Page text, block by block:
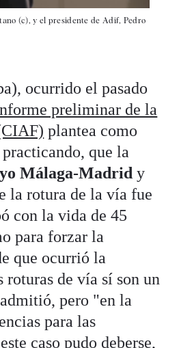
(c), y el presidente de Adif, Pedro
ocurrido el pasado
preliminar de la
plantea como
que la
Málaga-Madridy
la rotura de la vía fue
con la vida de 45
para forzar la
que ocurrió la
roturas de vía sí son un
pero "en la
para las
caso pudo deberse,